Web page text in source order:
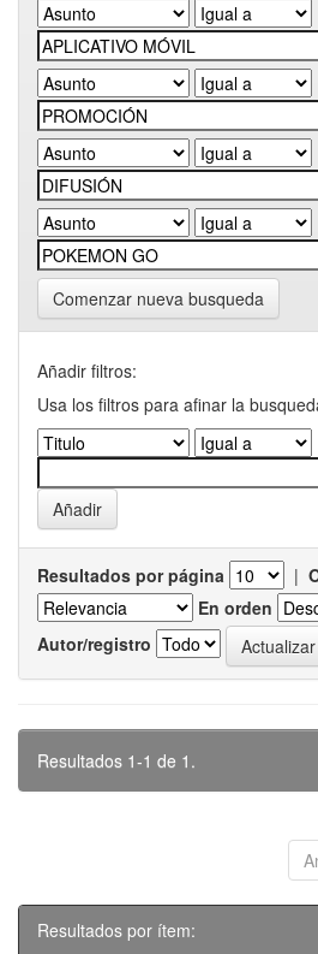
Comenzar nueva busqueda
Añadir filtros:
Usa los filtros para afinar la
Resultados por página |
En orden
Autor/registro
Resultados 1-1 de 1.
Resultados por ítem: